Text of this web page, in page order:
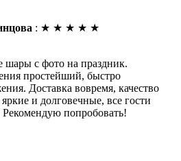
: ★ ★ ★ ★ ★
шары с фото на праздник.
простейший, быстро
Доставка вовремя, качество
и долговечные, все гости
Рекомендую попробовать!